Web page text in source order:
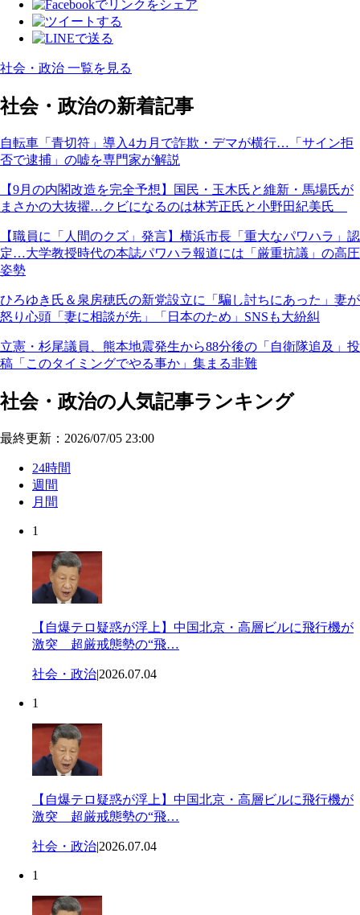
社会・政治 一覧を見る
社会・政治の新着記事
自転車「青切符」導入4カ月で詐欺・デマが横行…「サイン拒
否で逮捕」の嘘を専門家が解説
【9月の内閣改造を完全予想】国民・玉木氏と維新・馬場氏が
まさかの大抜擢…クビになるのは林芳正氏と小野田紀美氏
【職員に「人間のクズ」発言】横浜市長「重大なパワハラ」認
定…大学教授時代の本誌パワハラ報道には「厳重抗議」の高圧
姿勢
ひろゆき氏＆泉房穂氏の新党設立に「騙し討ちにあった」妻が
怒り心頭「妻に相談が先」「日本のため」SNSも大紛糾
立憲・杉尾議員、熊本地震発生から88分後の「自衛隊追及」投
稿「このタイミングでやる事か」集まる非難
社会・政治の人気記事ランキング
最終更新：2026/07/05 23:00
24時間
週間
月間
1
【自爆テロ疑惑が浮上】中国北京・高層ビルに飛行機が
激突 超厳戒態勢の“飛…
社会・政治|2026.07.04
1
【自爆テロ疑惑が浮上】中国北京・高層ビルに飛行機が
激突 超厳戒態勢の“飛…
社会・政治|2026.07.04
1